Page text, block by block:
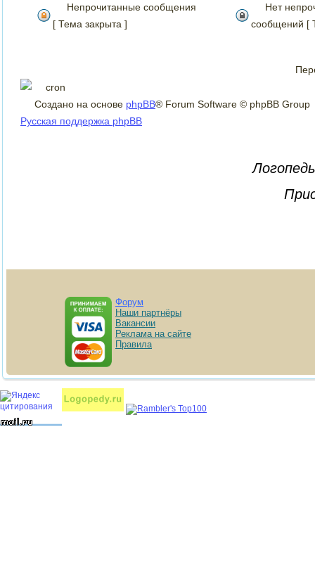
Непрочитанные сообщения
[ Тема закрыта ]
Нет
сообщений [
Создано на основе phpBB® Forum Software © phpBB Group
Русская поддержка phpBB
Форум
Наши партнёры
Вакансии
Реклама на сайте
Правила